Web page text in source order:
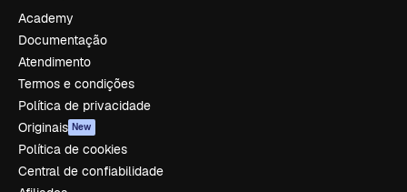
Academy
Documentação
Atendimento
Termos e condições
Política de privacidade
Originais New
Política de cookies
Central de confiabilidade